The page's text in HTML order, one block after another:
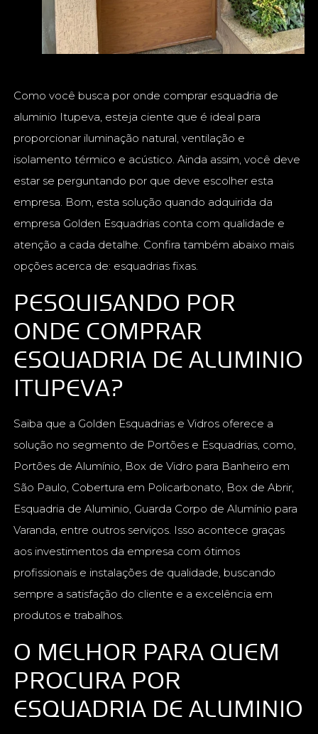
Como você busca por onde comprar esquadria de
aluminio Itupeva, esteja ciente que é ideal para
proporcionar iluminação natural, ventilação e
isolamento térmico e acústico. Ainda assim, você deve
estar se perguntando por que deve escolher esta
empresa. Bom, esta solução quando adquirida da
empresa Golden Esquadrias conta com qualidade e
atenção a cada detalhe. Confira também abaixo mais
opções acerca de: esquadrias fixas.
PESQUISANDO POR
ONDE COMPRAR
ESQUADRIA DE ALUMINIO
ITUPEVA?
Saiba que a Golden Esquadrias e Vidros oferece a
solução no segmento de Portões e Esquadrias, como,
Portões de Alumínio, Box de Vidro para Banheiro em
São Paulo, Cobertura em Policarbonato, Box de Abrir,
Esquadria de Aluminio, Guarda Corpo de Alumínio para
Varanda, entre outros serviços. Isso acontece graças
aos investimentos da empresa com ótimos
profissionais e instalações de qualidade, buscando
sempre a satisfação do cliente e a excelência em
produtos e trabalhos.
O MELHOR PARA QUEM
PROCURA POR
ESQUADRIA DE ALUMINIO